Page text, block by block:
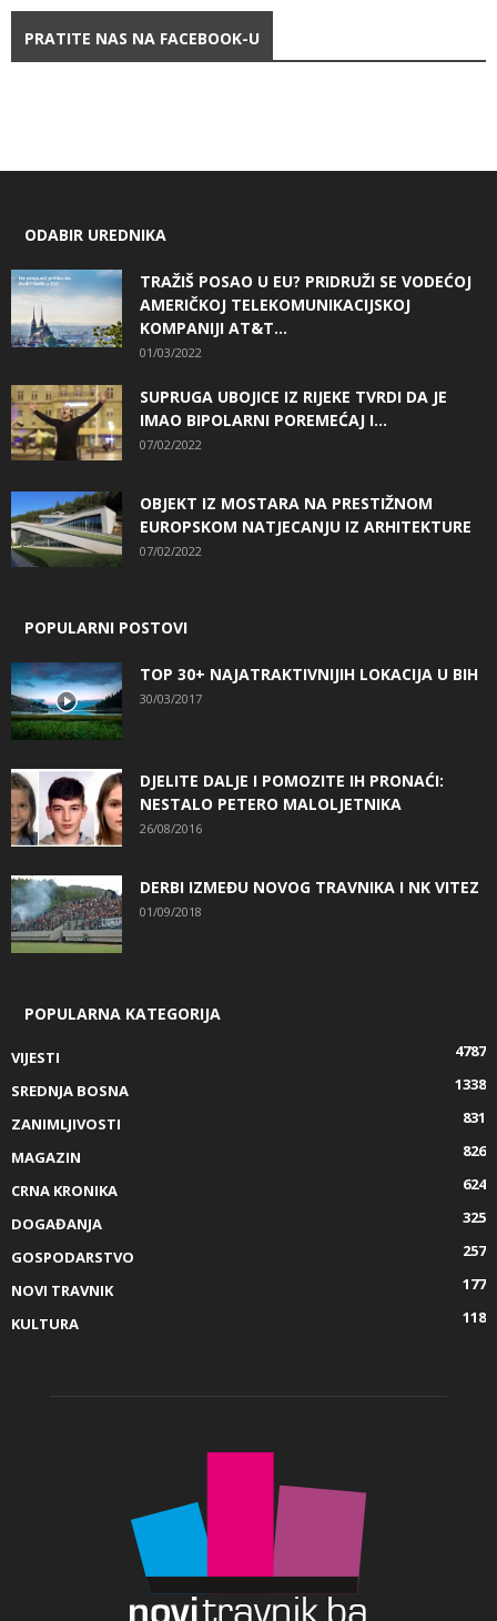
PRATITE NAS NA FACEBOOK-U
ODABIR UREDNIKA
TRAŽIŠ POSAO U EU? PRIDRUŽI SE VODEĆOJ
AMERIČKOJ TELEKOMUNIKACIJSKOJ
KOMPANIJI AT&T...
01/03/2022
SUPRUGA UBOJICE IZ RIJEKE TVRDI DA JE
IMAO BIPOLARNI POREMEĆAJ I...
07/02/2022
OBJEKT IZ MOSTARA NA PRESTIŽNOM
EUROPSKOM NATJECANJU IZ ARHITEKTURE
07/02/2022
POPULARNI POSTOVI
TOP 30+ NAJATRAKTIVNIJIH LOKACIJA U BIH
30/03/2017
DJELITE DALJE I POMOZITE IH PRONAĆI:
NESTALO PETERO MALOLJETNIKA
26/08/2016
DERBI IZMEĐU NOVOG TRAVNIKA I NK VITEZ
01/09/2018
POPULARNA KATEGORIJA
VIJESTI
4787
SREDNJA BOSNA
1338
ZANIMLJIVOSTI
831
MAGAZIN
826
CRNA KRONIKA
624
DOGAĐANJA
325
GOSPODARSTVO
257
NOVI TRAVNIK
177
KULTURA
118